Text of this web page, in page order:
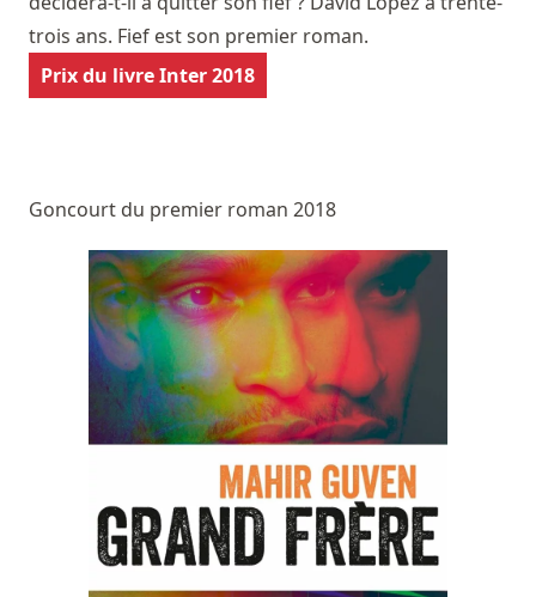
trois ans. Fief est son premier roman.
Prix du livre Inter 2018
Goncourt du premier roman 2018